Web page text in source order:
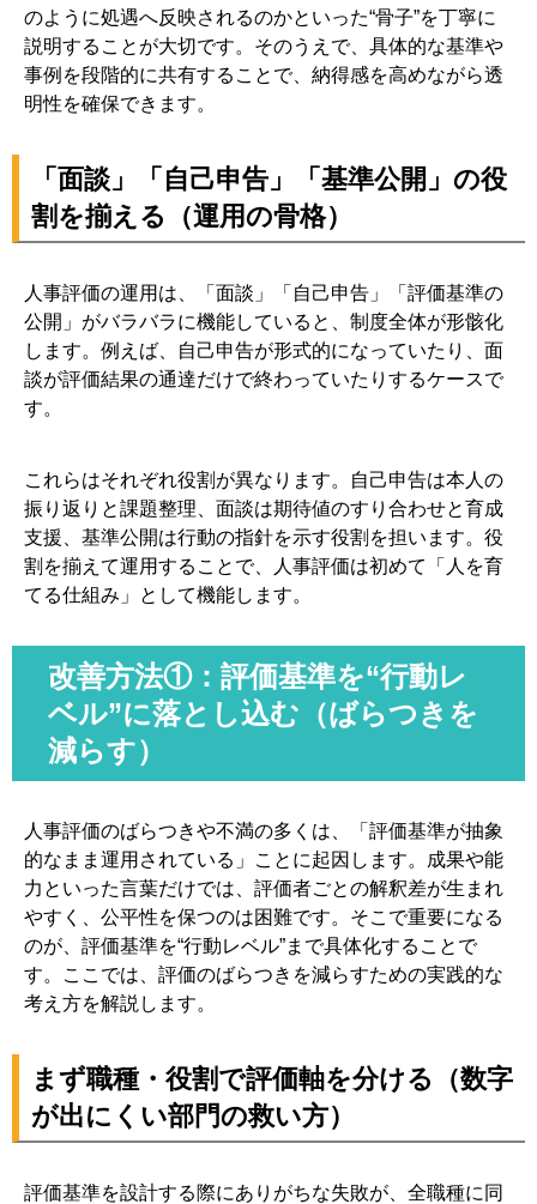
のように処遇へ反映されるのかといった“骨子”を丁寧に
説明することが大切です。そのうえで、具体的な基準や
事例を段階的に共有することで、納得感を高めながら透
明性を確保できます。
「面談」「自己申告」「基準公開」の役
割を揃える（運用の骨格）
人事評価の運用は、「面談」「自己申告」「評価基準の
公開」がバラバラに機能していると、制度全体が形骸化
します。例えば、自己申告が形式的になっていたり、面
談が評価結果の通達だけで終わっていたりするケースで
す。
これらはそれぞれ役割が異なります。自己申告は本人の
振り返りと課題整理、面談は期待値のすり合わせと育成
支援、基準公開は行動の指針を示す役割を担います。役
割を揃えて運用することで、人事評価は初めて「人を育
てる仕組み」として機能します。
改善方法①：評価基準を“行動レ
ベル”に落とし込む（ばらつきを
減らす）
人事評価のばらつきや不満の多くは、「評価基準が抽象
的なまま運用されている」ことに起因します。成果や能
力といった言葉だけでは、評価者ごとの解釈差が生まれ
やすく、公平性を保つのは困難です。そこで重要になる
のが、評価基準を“行動レベル”まで具体化することで
す。ここでは、評価のばらつきを減らすための実践的な
考え方を解説します。
まず職種・役割で評価軸を分ける（数字
が出にくい部門の救い方）
評価基準を設計する際にありがちな失敗が、全職種に同